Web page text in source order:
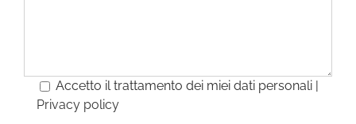
Accetto il trattamento dei miei dati personali |
Privacy policy